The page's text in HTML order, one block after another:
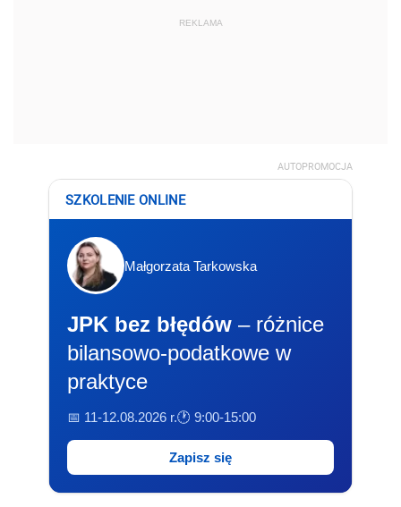
REKLAMA
AUTOPROMOCJA
SZKOLENIE ONLINE
Małgorzata Tarkowska
JPK bez błędów – różnice
bilansowo-podatkowe w
praktyce
📅 11-12.08.2026 r.🕐 9:00-15:00
Zapisz się